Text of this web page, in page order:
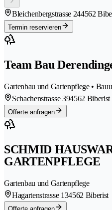
Bleichenbergstrasse 244562
Termin reservieren
Team Bau
Gartenbau und Gartenpflege •
Schachenstrasse 394562 Biberist
Offerte anfragen
SCHMID
GARTENPFLEGE
Gartenbau und Gartenpflege
Hagartenstrasse 134562 Biberist